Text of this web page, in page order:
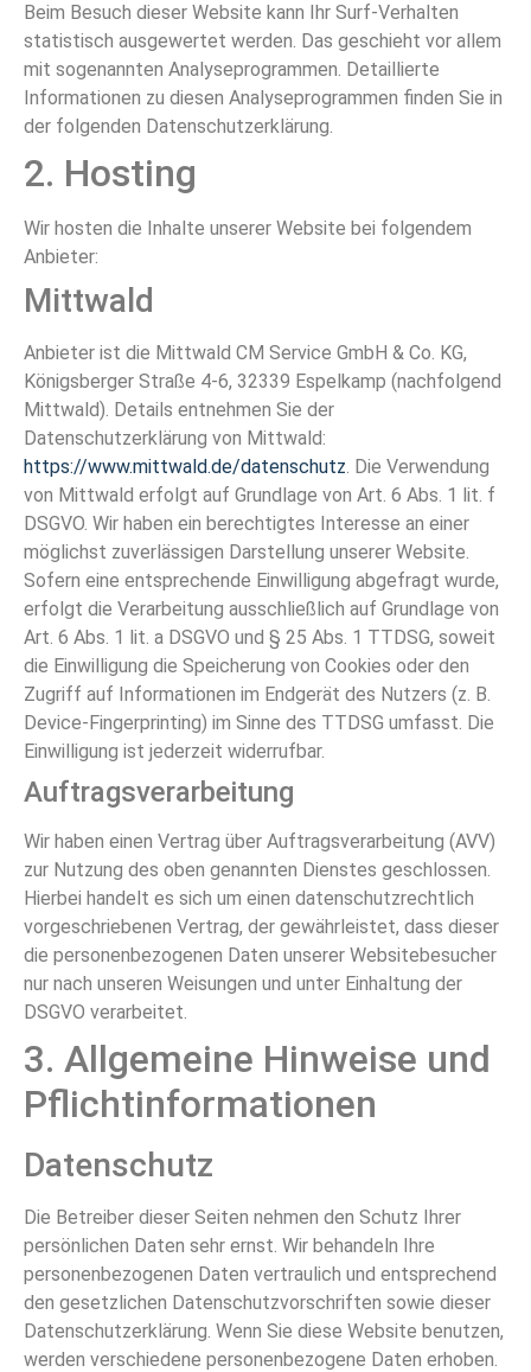
Beim Besuch dieser Website kann Ihr Surf-Verhalten
statistisch ausgewertet werden. Das geschieht vor allem
mit sogenannten Analyseprogrammen. Detaillierte
Informationen zu diesen Analyseprogrammen finden Sie in
der folgenden Datenschutzerklärung.
2. Hosting
Wir hosten die Inhalte unserer Website bei folgendem
Anbieter:
Mittwald
Anbieter ist die Mittwald CM Service GmbH & Co. KG,
Königsberger Straße 4-6, 32339 Espelkamp (nachfolgend
Mittwald). Details entnehmen Sie der
Datenschutzerklärung von Mittwald:
https://www.mittwald.de/datenschutz. Die Verwendung
von Mittwald erfolgt auf Grundlage von Art. 6 Abs. 1 lit. f
DSGVO. Wir haben ein berechtigtes Interesse an einer
möglichst zuverlässigen Darstellung unserer Website.
Sofern eine entsprechende Einwilligung abgefragt wurde,
erfolgt die Verarbeitung ausschließlich auf Grundlage von
Art. 6 Abs. 1 lit. a DSGVO und § 25 Abs. 1 TTDSG, soweit
die Einwilligung die Speicherung von Cookies oder den
Zugriff auf Informationen im Endgerät des Nutzers (z. B.
Device-Fingerprinting) im Sinne des TTDSG umfasst. Die
Einwilligung ist jederzeit widerrufbar.
Auftragsverarbeitung
Wir haben einen Vertrag über Auftragsverarbeitung (AVV)
zur Nutzung des oben genannten Dienstes geschlossen.
Hierbei handelt es sich um einen datenschutzrechtlich
vorgeschriebenen Vertrag, der gewährleistet, dass dieser
die personenbezogenen Daten unserer Websitebesucher
nur nach unseren Weisungen und unter Einhaltung der
DSGVO verarbeitet.
3. Allgemeine Hinweise und
Pflicht­informationen
Datenschutz
Die Betreiber dieser Seiten nehmen den Schutz Ihrer
persönlichen Daten sehr ernst. Wir behandeln Ihre
personenbezogenen Daten vertraulich und entsprechend
den gesetzlichen Datenschutzvorschriften sowie dieser
Datenschutzerklärung. Wenn Sie diese Website benutzen,
werden verschiedene personenbezogene Daten erhoben.